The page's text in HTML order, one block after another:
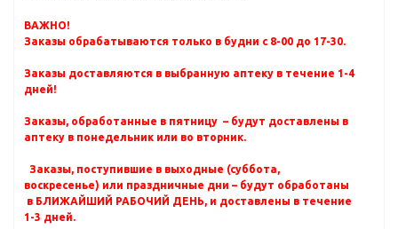
ВАЖНО!
Заказы обрабатываются только в будни с 8-00 до 17-30.
Заказы доставляются в выбранную аптеку в течение 1-4
дней!
Заказы, обработанные в пятницу – будут доставлены в
аптеку в понедельник или во вторник.
Заказы, поступившие в выходные (суббота,
воскресенье) или праздничные дни – будут обработаны
в БЛИЖАЙШИЙ РАБОЧИЙ ДЕНЬ, и доставлены в течение
1-3 дней.